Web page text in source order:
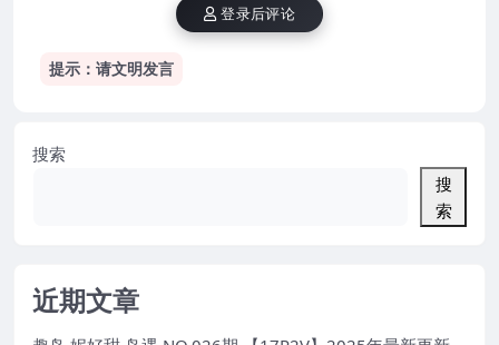
提示：请文明发言
登录后评论
搜索
搜
索
近期文章